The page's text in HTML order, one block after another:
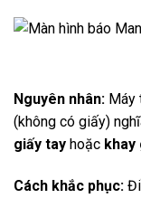
Nguyên nhân: Máy
(không có giấy)
giấy tay hoặc khay
Cách khắc phục: